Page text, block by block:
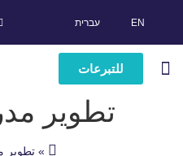
EN עברית
للتبرعات
تطوير
»تطوير